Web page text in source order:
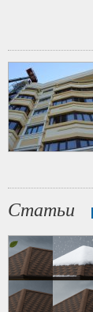
Статьи